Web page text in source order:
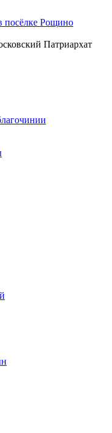
посёлке Рощино
Патриархат